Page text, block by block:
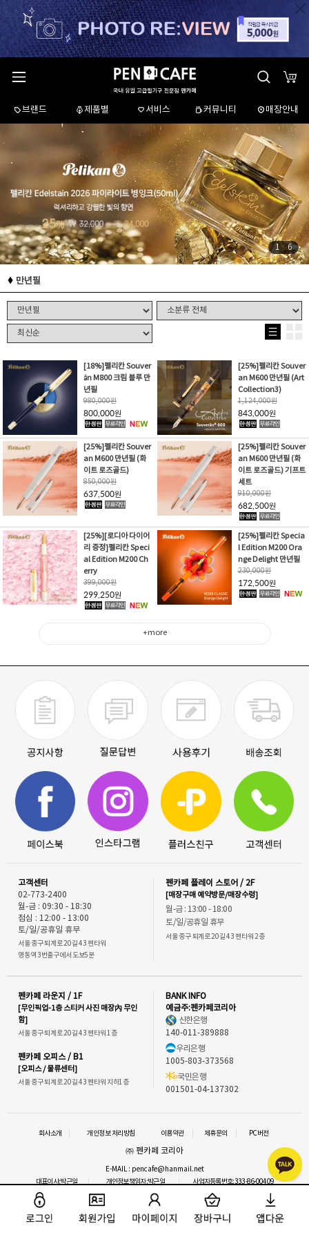
브랜드 제품별 서비스 커뮤니티 매장안내
1/6
만년필
[18%]펠리칸 Souver
än M800 크림 블루 만
년필
980,000원
800,000원
[25%]펠리칸 Souver
an M600 만년필 (Art
Collection3)
1,124,000원
843,000원
[25%]펠리칸 Souver
an M600 만년필 (화
이트 로즈골드)
850,000원
637,500원
[25%]펠리칸 Souver
an M600 만년필 (화
이트 로즈골드) 기프트
세트
910,000원
682,500원
[25%][로디아 다이어
리 증정]펠리칸 Speci
al Edition M200 Ch
erry
399,000원
299,250원
[25%]펠리칸 Specia
l Edition M200 Ora
nge Delight 만년필
230,000원
172,500원
+more
고객센터
02-773-2400
월-금 : 09:30 - 18:30
점심 : 12:00 - 13:00
토/일/공휴일 휴무
서울 중구 퇴계로 20길 43 펜타워
명동역 3번출구에서 도보5분
펜카페 플레이 스토어 / 2F
[매장구매 예약방문/매장수령]
월-금 : 13:00 - 18:00
토/일/공휴일 휴무
서울 중구 퇴계로 20길 43 펜타워 2층
펜카페 라운지 / 1F
[무인픽업-1층 스티커 사진 매장內 무인
함]
서울 중구 퇴계로 20길 43 펜타워 1층
펜카페 오피스 / B1
[오피스 / 물류센터]
서울 중구 퇴계로 20길 43 펜타워 지하1층
BANK INFO
예금주:펜카페코리아
신한은행
140-011-389888
우리은행
1005-803-373568
국민은행
001501-04-137302
회사소개 개인정보 처리방침 이용약관 제휴문의 PC버전
㈜ 펜카페 코리아
E-MAIL : pencafe@hanmail.net
대표이사:박근일
개인정보책임자:박근일
사업자등록번호:333-86-00409
통신판매업신고 : 2016-서울중구-1292
사업자정보확인 이메일 문의